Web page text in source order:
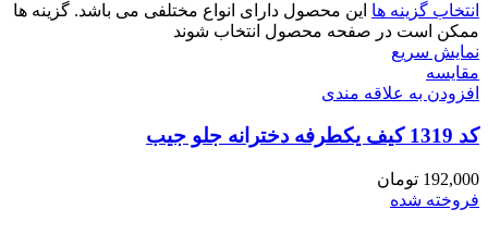
انتخاب گزینه ها این محصول دارای انواع مختلفی می باشد. گزینه ها
ممکن است در صفحه محصول انتخاب شوند
نمایش سریع
مقايسه
افزودن به علاقه مندی
کد 1319 کیف یکطرفه دخترانه جلو جیب
192,000 تومان
فروخته شده